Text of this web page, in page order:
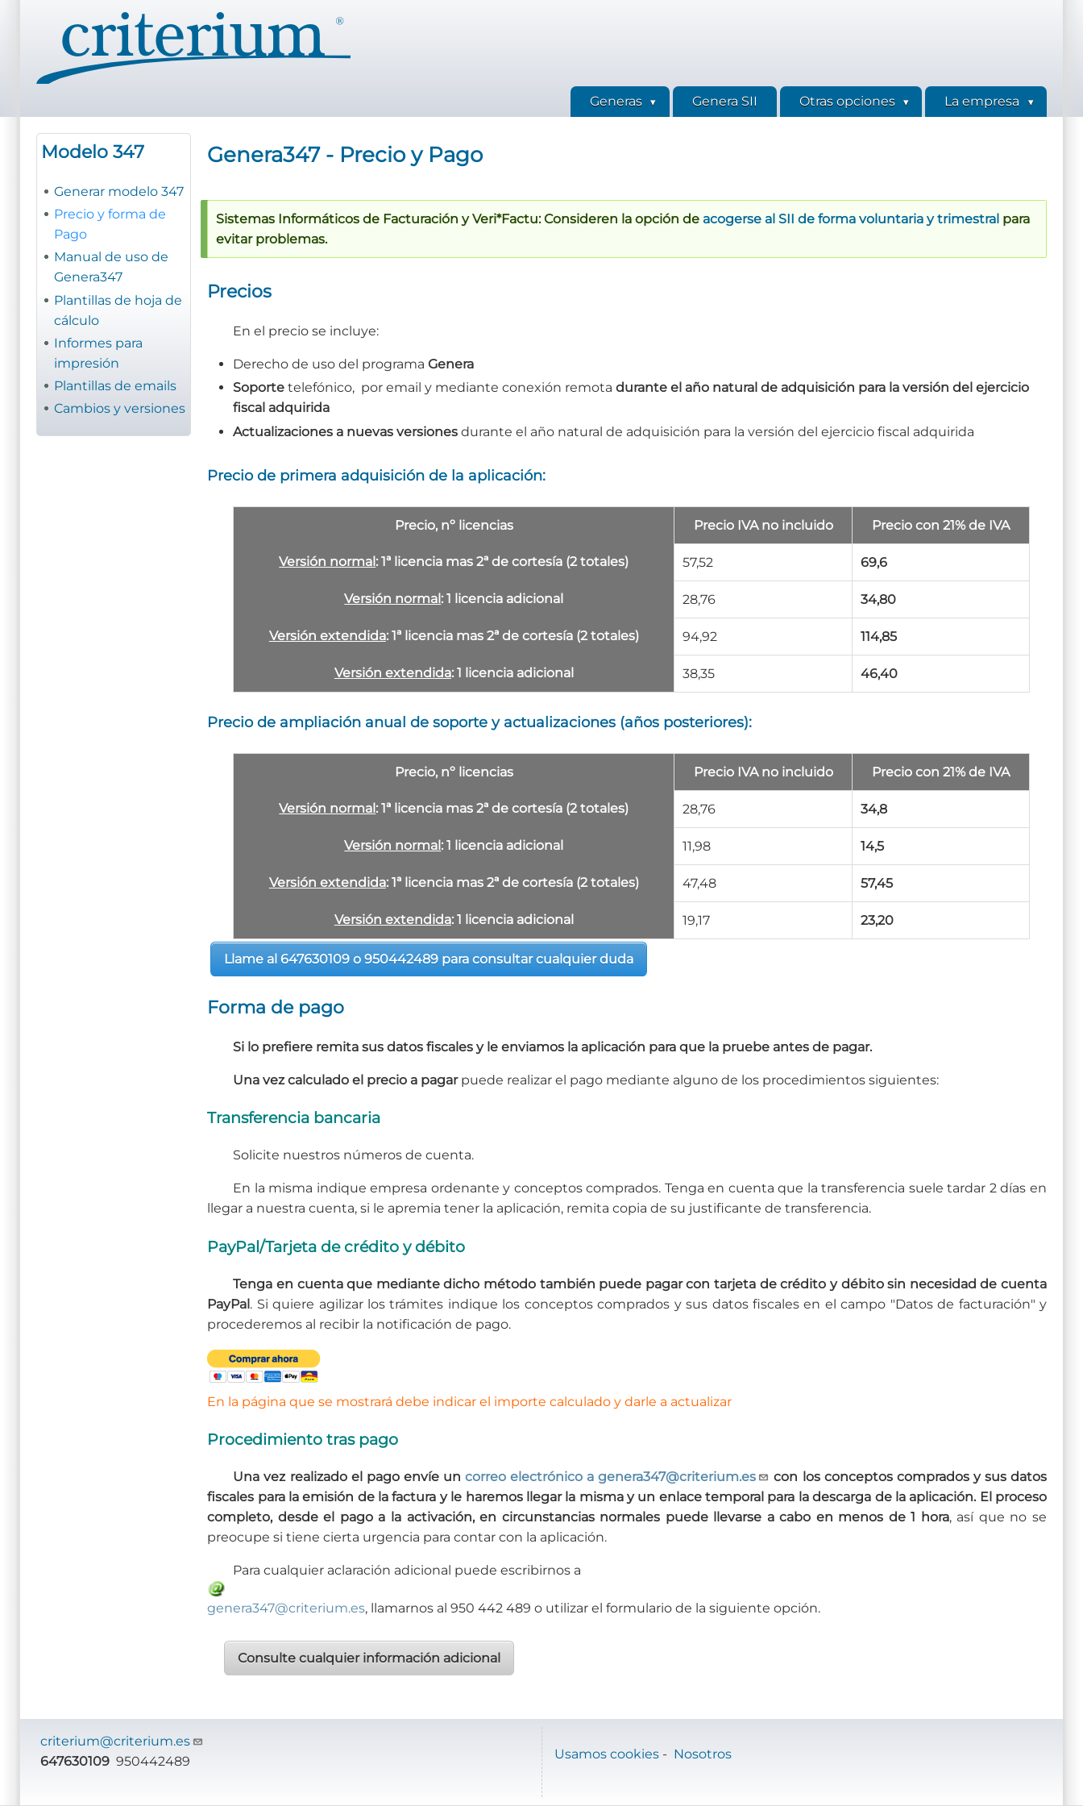
contenido
principal
Generas Genera SII Otras opciones La empresa
Modelo 347
Generar modelo 347
Precio y forma de
Pago
Manual de uso de
Genera347
Plantillas de hoja de
cálculo
Informes para
impresión
Plantillas de emails
Cambios y versiones
Genera347 - Precio y Pago
Sistemas Informáticos de Facturación y Veri*Factu: Consideren la opción de acogerse al SII de forma voluntaria y trimestral para
evitar problemas.
Precios
En el precio se incluye:
Derecho de uso del programaGenera
Soporte telefónico, por email y mediante conexión remotadurante el año natural de adquisición para la versión del ejercicio
fiscal adquirida
Actualizaciones a nuevas versiones durante el año natural de adquisición para la versión del ejercicio fiscal adquirida
Precio de primera adquisición de la aplicación:
Precio, nº licencias Precio IVA no incluido Precio con 21% de IVA
Versión normal: 1ª licencia mas 2ª de cortesía (2 totales) 57,52 69,6
Versión normal: 1 licencia adicional 28,76 34,80
Versión extendida: 1ª licencia mas 2ª de cortesía (2 totales) 94,92 114,85
Versión extendida: 1 licencia adicional 38,35 46,40
Precio de ampliación anual de soporte y actualizaciones (años posteriores):
Precio, nº licencias Precio IVA no incluido Precio con 21% de IVA
Versión normal: 1ª licencia mas 2ª de cortesía (2 totales) 28,76 34,8
Versión normal: 1 licencia adicional 11,98 14,5
Versión extendida: 1ª licencia mas 2ª de cortesía (2 totales) 47,48 57,45
Versión extendida: 1 licencia adicional 19,17 23,20
Llame al 647630109 o 950442489 para consultar cualquier duda
Forma de pago
Si lo prefiere remita sus datos fiscales y le enviamos la aplicación para que la pruebe antes de pagar.
Una vez calculado el precio a pagarpuede realizar el pago mediante alguno de los procedimientos siguientes:
Transferencia bancaria
Solicite nuestros números de cuenta.
En la misma indique empresa ordenante y conceptos comprados. Tenga en cuenta que la transferencia suele tardar 2 días en
llegar a nuestra cuenta, si le apremia tener la aplicación, remita copia de su justificante de transferencia.
PayPal/Tarjeta de crédito y débito
Tenga en cuenta que mediante dicho método también puede pagar con tarjeta de crédito y débito sin necesidad de cuenta
PayPal. Si quiere agilizar los trámites indique los conceptos comprados y sus datos fiscales en el campo "Datos de facturación" y
procederemos al recibir la notificación de pago.
En la página que se mostrará debe indicar el importe calculado y darle a actualizar
Procedimiento tras pago
Una vez realizado el pago envíe un correo electrónico a genera347@criterium.es
con los conceptos comprados y sus datos
fiscales para la emisión de la factura y le haremos llegar la misma y un enlace temporal para la descarga de la aplicación. El proceso
completo, desde el pago a la activación, en circunstancias normales puede llevarse a cabo en menos de 1 hora, así que no se
preocupe si tiene cierta urgencia para contar con la aplicación.
Para cualquier aclaración adicional puede escribirnos a
genera347@criterium.es, llamarnos al 950 442 489 o utilizar el formulario de la siguiente opción.
Consulte cualquier información adicional
criterium@criterium.es
647630109 950442489 Usamos cookies - Nosotros